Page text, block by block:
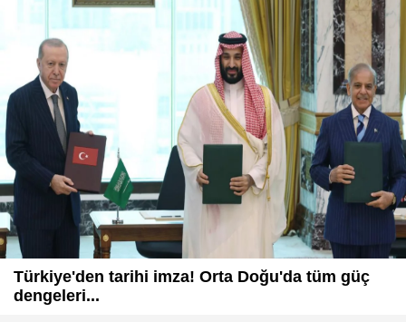
Türkiye'den tarihi imza! Orta Doğu'da tüm güç
dengeleri...